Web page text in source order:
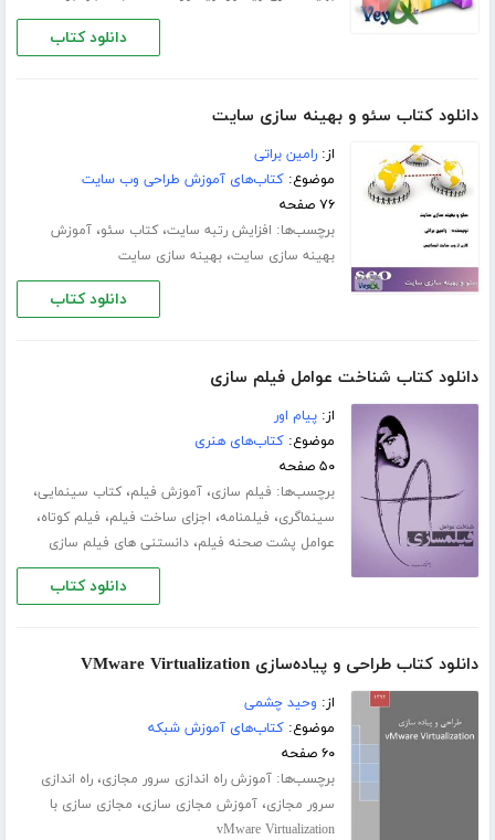
دانلود کتاب
دانلود کتاب سئو و بهینه سازی سایت
از:رامین براتی
موضوع:کتاب‌های آموزش طراحی وب سایت
۷۶ صفحه
برچسب‌ها: افزایش رتبه سایت،کتاب سئو،آموزش
بهینه سازی سایت،بهینه سازی سایت
دانلود کتاب
دانلود کتاب شناخت عوامل فیلم سازی
از:پیام اور
موضوع:کتاب‌های هنری
۵۰ صفحه
برچسب‌ها: فیلم سازی،آموزش فیلم،کتاب سینمایی،
سینماگری، فیلمنامه، اجزای ساخت فیلم، فیلم کوتاه،
عوامل پشت صحنه فیلم،دانستنی های فیلم سازی
دانلود کتاب
دانلود کتاب طراحی و پیاده‌سازی VMware Virtualization
از: وحید چشمی
موضوع:کتاب‌های آموزش شبکه
۶۰ صفحه
برچسب‌ها:آموزش راه اندازی سرور مجازی،راه اندازی
سرور مجازی،آموزش مجازی سازی، مجازی سازی با
vMware Virtualization